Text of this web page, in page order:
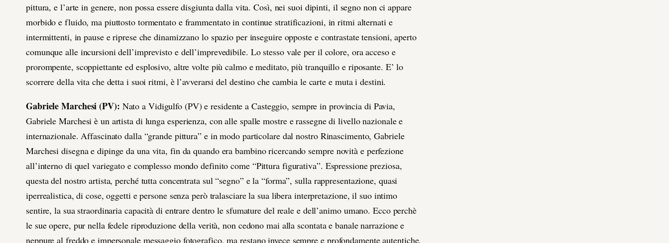
pittura, e l’arte in genere, non possa essere disgiunta dalla vita. Così, nei suoi dipinti, il segno non ci appare
morbido e fluido, ma piuttosto tormentato e frammentato in continue stratificazioni, in ritmi alternati e
intermittenti, in pause e riprese che dinamizzano lo spazio per inseguire opposte e contrastate tensioni, aperto
comunque alle incursioni dell’imprevisto e dell’imprevedibile. Lo stesso vale per il colore, ora acceso e
prorompente, scoppiettante ed esplosivo, altre volte più calmo e meditato, più tranquillo e riposante. E’ lo
scorrere della vita che detta i suoi ritmi, è l’avverarsi del destino che cambia le carte e muta i destini.
Gabriele Marchesi (PV): Nato a Vidigulfo (PV) e residente a Casteggio, sempre in provincia di Pavia,
Gabriele Marchesi è un artista di lunga esperienza, con alle spalle mostre e rassegne di livello nazionale e
internazionale. Affascinato dalla “grande pittura” e in modo particolare dal nostro Rinascimento, Gabriele
Marchesi disegna e dipinge da una vita, fin da quando era bambino ricercando sempre novità e perfezione
all’interno di quel variegato e complesso mondo definito come “Pittura figurativa”. Espressione preziosa,
questa del nostro artista, perché tutta concentrata sul “segno” e la “forma”, sulla rappresentazione, quasi
iperrealistica, di cose, oggetti e persone senza però tralasciare la sua libera interpretazione, il suo intimo
sentire, la sua straordinaria capacità di entrare dentro le sfumature del reale e dell’animo umano. Ecco perchè
le sue opere, pur nella fedele riproduzione della verità, non cedono mai alla scontata e banale narrazione e
neppure al freddo e impersonale messaggio fotografico, ma restano invece sempre e profondamente autentiche,